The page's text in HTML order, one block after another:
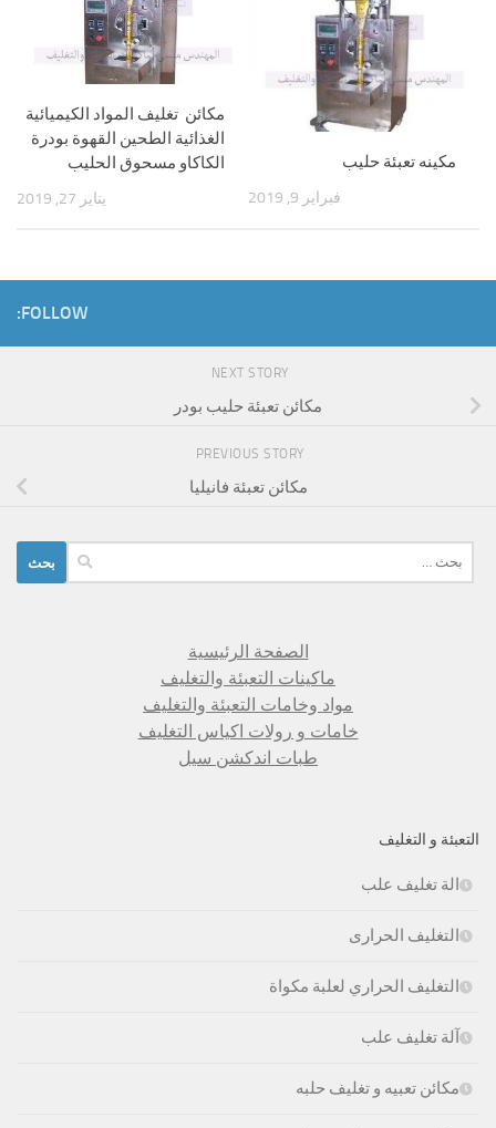
مكائن تغليف المواد الكيميائية
الغذائية الطحين القهوة بودرة
الكاكاو مسحوق الحليب
يناير 27, 2019
مكينه تعبئة حليب
فبراير 9, 2019
FOLLOW:
NEXT STORY
مكائن تعبئة حليب بودر
PREVIOUS STORY
مكائن تعبئة فانيليا
عن:
الصفحة الرئيسية
ماكينات التعبئة والتغليف
مواد وخامات التعبئة والتغليف
خامات و رولات اكياس التغليف
طبات اندكشن سيل
التعبئة و التغليف
الة تغليف علب
التغليف الحرارى
التغليف الحراري لعلبة مكواة
آلة تغليف علب
مكائن تعبيه و تغليف حلبه